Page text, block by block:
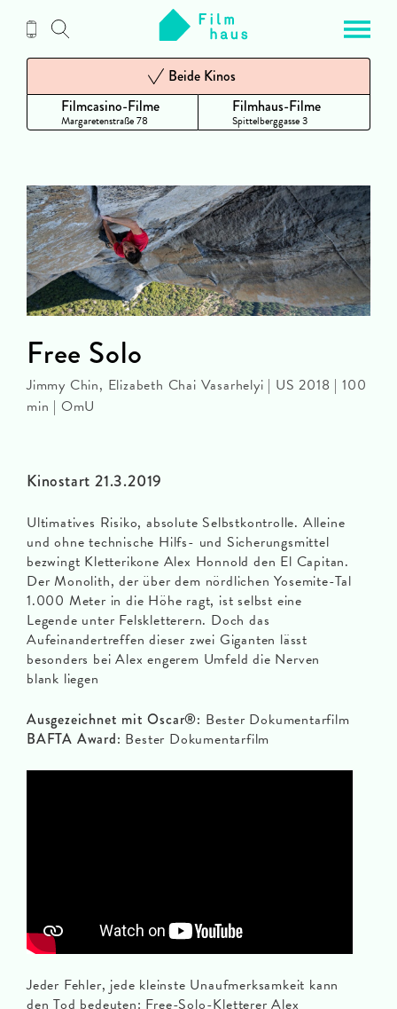
Inhalt
Filmcasino-Filme
Margaretenstraße 78
Beide Kinos
Filmhaus-Filme
Spittelberggasse 3
Kinostart 21.3.2019
Ultimatives Risiko, absolute Selbstkontrolle. Alleine
und ohne technische Hilfs- und Sicherungsmittel
bezwingt Kletterikone Alex Honnold den El Capitan.
Der Monolith, der über dem nördlichen Yosemite-Tal
1.000 Meter in die Höhe ragt, ist selbst eine
Legende unter Felskletterern. Doch das
Aufeinandertreffen dieser zwei Giganten lässt
besonders bei Alex engerem Umfeld die Nerven
blank liegen
Ausgezeichnet mit Oscar®: Bester Dokumentarfilm
BAFTA Award: Bester Dokumentarfilm
Jeder Fehler, jede kleinste Unaufmerksamkeit kann
Free Solo
Jimmy Chin, Elizabeth Chai Vasarhelyi | US 2018 | 100
min | OmU